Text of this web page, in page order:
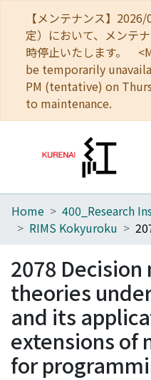
【メンテナンス】
定）において、メンテ
時停止いたします。
be temporarily
PM (tentative) on
to maintenance.
Home
Browse
Download Ranking
Access Statistics
Library Network
Home
RIMS Kokyuroku
2078
theories
and its
extensions of
for